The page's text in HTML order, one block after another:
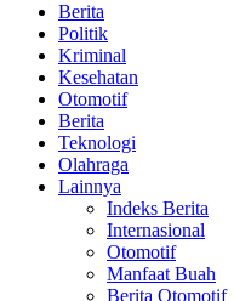
Berita
Politik
Kriminal
Kesehatan
Otomotif
Berita
Teknologi
Olahraga
Lainnya
Indeks Berita
Internasional
Otomotif
Manfaat Buah
Berita Otomotif